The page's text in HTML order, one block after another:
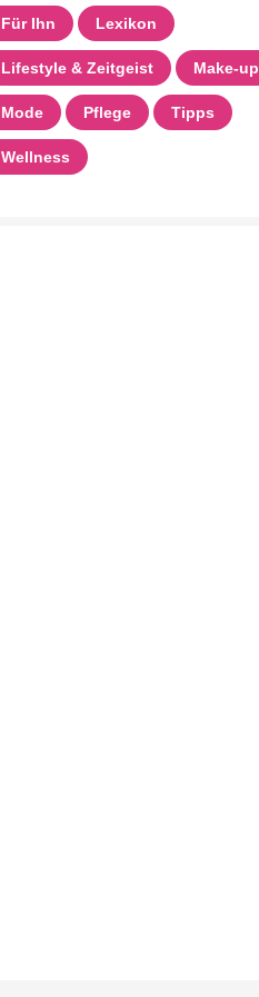
Für Ihn Lexikon
Lifestyle & Zeitgeist Make-up
Mode Pflege Tipps
Wellness